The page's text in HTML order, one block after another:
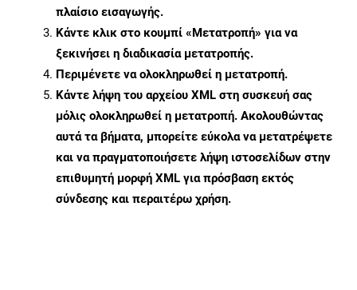
πλαίσιο εισαγωγής.
Κάντε κλικ στο κουμπί «Μετατροπή» για να
ξεκινήσει η διαδικασία μετατροπής.
Περιμένετε να ολοκληρωθεί η μετατροπή.
Κάντε λήψη του αρχείου XML στη συσκευή σας
μόλις ολοκληρωθεί η μετατροπή. Ακολουθώντας
αυτά τα βήματα, μπορείτε εύκολα να μετατρέψετε
και να πραγματοποιήσετε λήψη ιστοσελίδων στην
επιθυμητή μορφή XML για πρόσβαση εκτός
σύνδεσης και περαιτέρω χρήση.